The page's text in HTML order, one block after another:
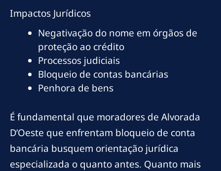
Impactos Jurídicos
Negativação do nome em órgãos de
proteção ao crédito
Processos judiciais
Bloqueio de contas bancárias
Penhora de bens
É fundamental que moradores de Alvorada
D’Oeste que enfrentam bloqueio de conta
bancária busquem orientação jurídica
especializada o quanto antes. Quanto mais